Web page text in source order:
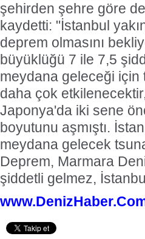
şehirden şehre göre
kaydetti: "İstanbul
deprem olmasını
büyüklüğü 7 ile 7,5
meydana geleceği için
daha çok
Japonya'da iki sene
boyutunu aşmıştı.
meydana gelecek
Deprem, Marmara
şiddetli gelmez,